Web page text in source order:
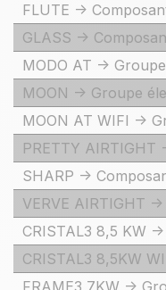
FLUTE ->
GLASS ->
MODO AT ->
MOON -> Groupe
MOON AT WIFI ->
PRETTY
SHARP ->
VERVE AIRTIGHT -
CRISTAL3 8,5 KW -
CRISTAL3 8,5KW
FRAME3 7KW ->